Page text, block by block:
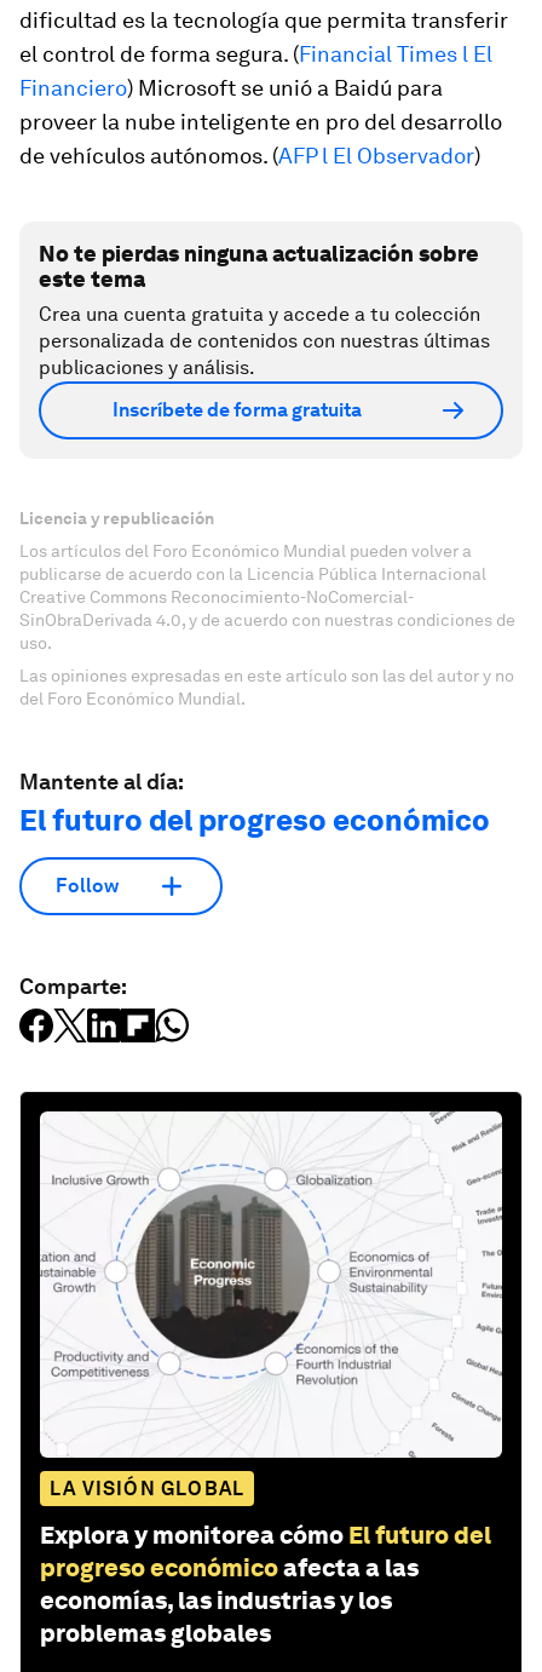
dificultad es la tecnología que permita transferir
el control de forma segura. (Financial Times l El
Financiero) Microsoft se unió a Baidú para
proveer la nube inteligente en pro del desarrollo
de vehículos autónomos. (AFP l El Observador)
No te pierdas ninguna actualización sobre
este tema
Crea una cuenta gratuita y accede a tu colección
personalizada de contenidos con nuestras últimas
publicaciones y análisis.
Inscríbete de forma gratuita
Licencia y republicación
Los artículos del Foro Económico Mundial pueden volver a
publicarse de acuerdo con la Licencia Pública Internacional
Creative Commons Reconocimiento-NoComercial-
SinObraDerivada 4.0, y de acuerdo con nuestras condiciones de
uso.
Las opiniones expresadas en este artículo son las del autor y no
del Foro Económico Mundial.
Mantente al día:
El futuro del progreso económico
Follow
Comparte:
LA VISIÓN GLOBAL
Explora y monitorea cómo El futuro del
progreso económicoafecta a las
economías, las industrias y los
problemas globales